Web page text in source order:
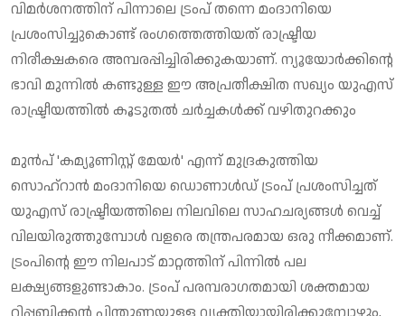
വിമര്‍ശനത്തിന് പിന്നാലെ ട്രംപ് തന്നെ മംദാനിയെ
പ്രശംസിച്ചുകൊണ്ട് രംഗത്തെത്തിയത് രാഷ്ട്രീയ
നിരീക്ഷകരെ അമ്പരപ്പിച്ചിരിക്കുകയാണ്. ന്യൂയോര്‍ക്കിന്റെ
ഭാവി മുന്നില്‍ കണ്ടുള്ള ഈ അപ്രതീക്ഷിത സഖ്യം യുഎസ്
രാഷ്ട്രീയത്തില്‍ കൂടുതല്‍ ചര്‍ച്ചകള്‍ക്ക് വഴിതുറക്കും
മുന്‍പ് 'കമ്യൂണിസ്റ്റ് മേയര്‍' എന്ന് മുദ്രകുത്തിയ
സൊഹ്റാന്‍ മംദാനിയെ ഡൊണാള്‍ഡ് ട്രംപ് പ്രശംസിച്ചത്
യുഎസ് രാഷ്ട്രീയത്തിലെ നിലവിലെ സാഹചര്യങ്ങള്‍ വെച്ച്
വിലയിരുത്തുമ്പോള്‍ വളരെ തന്ത്രപരമായ ഒരു നീക്കമാണ്.
ട്രംപിന്റെ ഈ നിലപാട് മാറ്റത്തിന് പിന്നില്‍ പല
ലക്ഷ്യങ്ങളുണ്ടാകാം. ട്രംപ് പരമ്പരാഗതമായി ശക്തമായ